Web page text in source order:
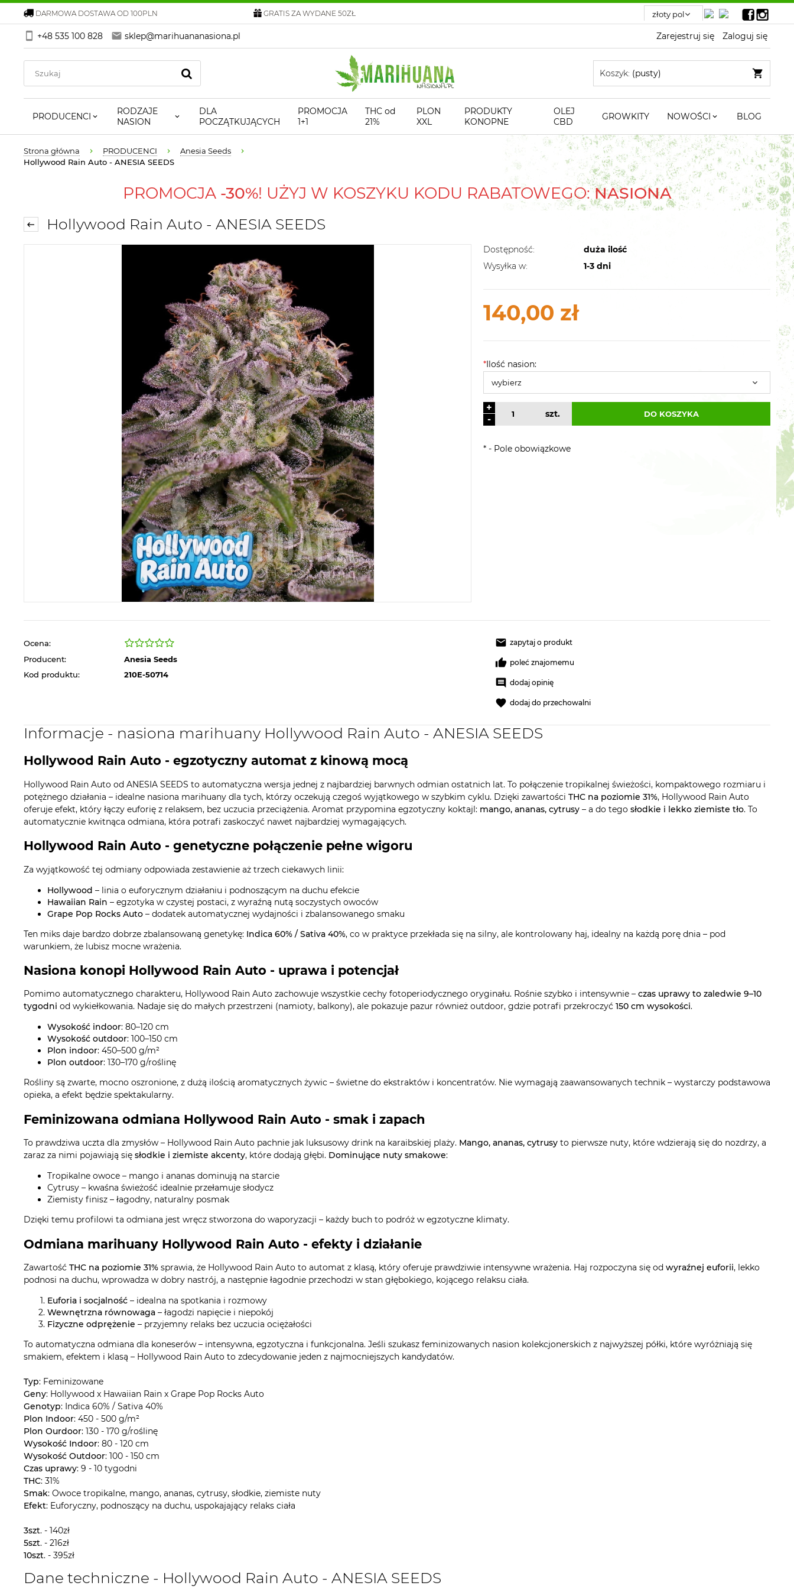
DARMOWA DOSTAWA OD 100PLN GRATIS ZA WYDANE 50ZŁ
+48 535 100 828 sklep@marihuananasiona.pl Zarejestruj się Zaloguj się
Koszyk: (pusty)
PRODUCENCI
RODZAJE
NASION
DLA
POCZĄTKUJĄCYCH
PROMOCJA
1+1
THC od
21%
PLON
XXL
PRODUKTY
KONOPNE
OLEJ
CBD
GROWKITY NOWOŚCI BLOG
Strona główna PRODUCENCI
Anesia Seeds
Hollywood Rain Auto - ANESIA SEEDS
PROMOCJA -30%! UŻYJ W KOSZYKU KODU RABATOWEGO:NASIONA
Hollywood Rain Auto - ANESIA SEEDS
Dostępność:
duża ilość
Wysyłka w:
1-3 dni
140,00 zł
*Ilość nasion:
-
+
szt. DO KOSZYKA
* - Pole obowiązkowe
Ocena:
Producent:
Anesia Seeds
Kod produktu:
210E-50714
zapytaj o produkt
poleć znajomemu
dodaj opinię
dodaj do przechowalni
Informacje - nasiona marihuany Hollywood Rain Auto - ANESIA SEEDS
Hollywood Rain Auto - egzotyczny automat z kinową mocą
Hollywood Rain Auto od ANESIA SEEDS to automatyczna wersja jednej z najbardziej barwnych odmian ostatnich lat. To połączenie tropikalnej świeżości, kompaktowego rozmiaru i
potężnego działania – idealne nasiona marihuany dla tych, którzy oczekują czegoś wyjątkowego w szybkim cyklu. Dzięki zawartości THC na poziomie 31%, Hollywood Rain Auto
oferuje efekt, który łączy euforię z relaksem, bez uczucia przeciążenia. Aromat przypomina egzotyczny koktajl: mango, ananas, cytrusy – a do tego słodkie i lekko ziemiste tło. To
automatycznie kwitnąca odmiana, która potrafi zaskoczyć nawet najbardziej wymagających.
Hollywood Rain Auto - genetyczne połączenie pełne wigoru
Za wyjątkowość tej odmiany odpowiada zestawienie aż trzech ciekawych linii:
Hollywood – linia o euforycznym działaniu i podnoszącym na duchu efekcie
Hawaiian Rain – egzotyka w czystej postaci, z wyraźną nutą soczystych owoców
Grape Pop Rocks Auto – dodatek automatycznej wydajności i zbalansowanego smaku
Ten miks daje bardzo dobrze zbalansowaną genetykę: Indica 60% / Sativa 40%, co w praktyce przekłada się na silny, ale kontrolowany haj, idealny na każdą porę dnia – pod
warunkiem, że lubisz mocne wrażenia.
Nasiona konopi Hollywood Rain Auto - uprawa i potencjał
Pomimo automatycznego charakteru, Hollywood Rain Auto zachowuje wszystkie cechy fotoperiodycznego oryginału. Rośnie szybko i intensywnie – czas uprawy to zaledwie 9–10
tygodni od wykiełkowania. Nadaje się do małych przestrzeni (namioty, balkony), ale pokazuje pazur również outdoor, gdzie potrafi przekroczyć 150 cm wysokości.
Wysokość indoor: 80–120 cm
Wysokość outdoor: 100–150 cm
Plon indoor: 450–500 g/m²
Plon outdoor: 130–170 g/roślinę
Rośliny są zwarte, mocno oszronione, z dużą ilością aromatycznych żywic – świetne do ekstraktów i koncentratów. Nie wymagają zaawansowanych technik – wystarczy podstawowa
opieka, a efekt będzie spektakularny.
Feminizowana odmiana Hollywood Rain Auto - smak i zapach
To prawdziwa uczta dla zmysłów – Hollywood Rain Auto pachnie jak luksusowy drink na karaibskiej plaży. Mango, ananas, cytrusy to pierwsze nuty, które wdzierają się do nozdrzy, a
zaraz za nimi pojawiają się słodkie i ziemiste akcenty, które dodają głębi. Dominujące nuty smakowe:
Tropikalne owoce – mango i ananas dominują na starcie
Cytrusy – kwaśna świeżość idealnie przełamuje słodycz
Ziemisty finisz – łagodny, naturalny posmak
Dzięki temu profilowi ta odmiana jest wręcz stworzona do waporyzacji – każdy buch to podróż w egzotyczne klimaty.
Odmiana marihuany Hollywood Rain Auto - efekty i działanie
Zawartość THC na poziomie 31% sprawia, że Hollywood Rain Auto to automat z klasą, który oferuje prawdziwie intensywne wrażenia. Haj rozpoczyna się od wyraźnej euforii, lekko
podnosi na duchu, wprowadza w dobry nastrój, a następnie łagodnie przechodzi w stan głębokiego, kojącego relaksu ciała.
Euforia i socjalność – idealna na spotkania i rozmowy
Wewnętrzna równowaga – łagodzi napięcie i niepokój
Fizyczne odprężenie – przyjemny relaks bez uczucia ociężałości
To automatyczna odmiana dla koneserów – intensywna, egzotyczna i funkcjonalna. Jeśli szukasz feminizowanych nasion kolekcjonerskich z najwyższej półki, które wyróżniają się
smakiem, efektem i klasą – Hollywood Rain Auto to zdecydowanie jeden z najmocniejszych kandydatów.
Typ: Feminizowane
Geny: Hollywood x Hawaiian Rain x Grape Pop Rocks Auto
Genotyp: Indica 60% / Sativa 40%
Plon Indoor: 450 - 500 g/m²
Plon Ourdoor: 130 - 170 g/roślinę
Wysokość Indoor: 80 - 120 cm
Wysokość Outdoor: 100 - 150 cm
Czas uprawy: 9 - 10 tygodni
THC: 31%
Smak: Owoce tropikalne, mango, ananas, cytrusy, słodkie, ziemiste nuty
Efekt: Euforyczny, podnoszący na duchu, uspokajający relaks ciała
3szt. - 140zł
5szt. - 216zł
10szt. - 395zł
Dane techniczne - Hollywood Rain Auto - ANESIA SEEDS